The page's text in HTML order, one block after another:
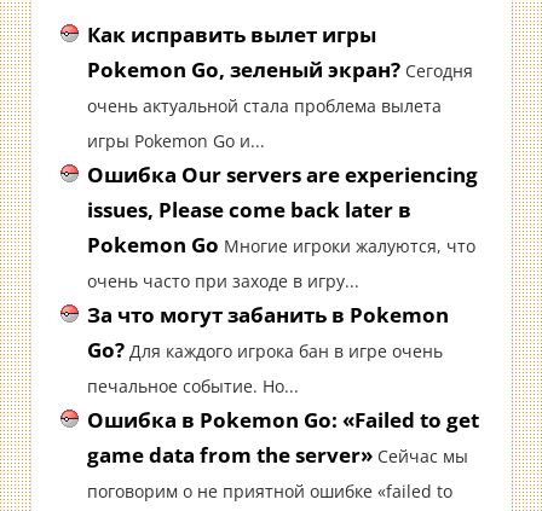
Как исправить вылет игры
Pokemon Go, зеленый экран? Сегодня
очень актуальной стала проблема вылета
игры Pokemon Go и...
Ошибка Our servers are experiencing
issues, Please come back later в
Pokemon Go Многие игроки жалуются, что
очень часто при заходе в игру...
За что могут забанить в Pokemon
Go? Для каждого игрока бан в игре очень
печальное событие. Но...
Ошибка в Pokemon Go: «Failed to get
game data from the server» Сейчас мы
поговорим о не приятной ошибке «failed to